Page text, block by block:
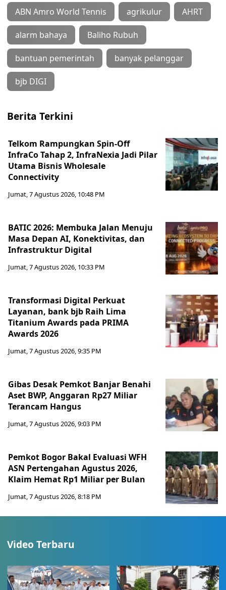
ABN Amro World Tennis agrikulur AHRT
alarm bahaya Baliho Rubuh
bantuan pemerintah banyak pelanggar
bjb DIGI
Berita Terkini
Telkom Rampungkan Spin-Off
InfraCo Tahap 2, InfraNexia Jadi Pilar
Utama Bisnis Wholesale
Connectivity
Jumat, 7 Agustus 2026, 10:48 PM
BATIC 2026: Membuka Jalan Menuju
Masa Depan AI, Konektivitas, dan
Infrastruktur Digital
Jumat, 7 Agustus 2026, 10:33 PM
Transformasi Digital Perkuat
Layanan, bank bjb Raih Lima
Titanium Awards pada PRIMA
Awards 2026
Jumat, 7 Agustus 2026, 9:35 PM
Gibas Desak Pemkot Banjar Benahi
Aset BWP, Anggaran Rp27 Miliar
Terancam Hangus
Jumat, 7 Agustus 2026, 9:03 PM
Pemkot Bogor Bakal Evaluasi WFH
ASN Pertengahan Agustus 2026,
Klaim Hemat Rp1 Miliar per Bulan
Jumat, 7 Agustus 2026, 8:18 PM
Video Terbaru